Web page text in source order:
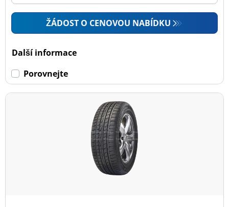
ŽÁDOST O CENOVOU NABÍDKU
Další informace
Porovnejte